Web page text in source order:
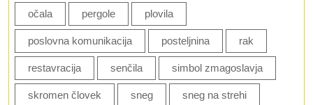
očala pergole plovila
poslovna komunikacija posteljnina rak
restavracija senčila simbol zmagoslavja
skromen človek sneg sneg na strehi